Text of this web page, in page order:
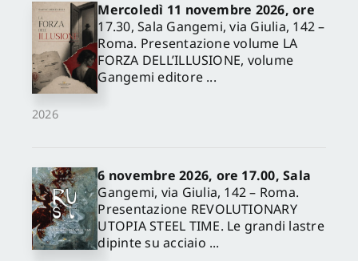
2026
Mercoledì 11 novembre 2026, ore
17.30, Sala Gangemi, via Giulia, 142 –
Roma. Presentazione volume LA
FORZA DELL’ILLUSIONE, volume
Gangemi editore ...
6 novembre 2026, ore 17.00, Sala
Gangemi, via Giulia, 142 – Roma.
Presentazione REVOLUTIONARY
UTOPIA STEEL TIME. Le grandi lastre
dipinte su acciaio ...